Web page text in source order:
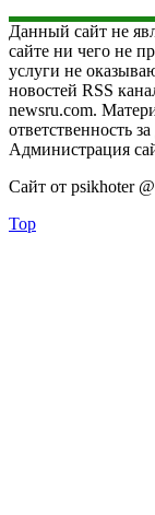
Данный сайт не
сайте ни чего не
услуги не
новостей RSS
newsru.com.
ответственность
Администрация
Сайт от psikhoter
Top